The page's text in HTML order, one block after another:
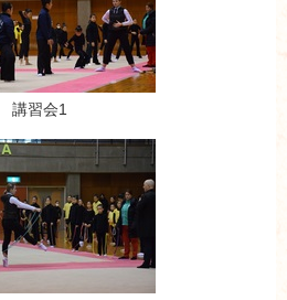
講習会1